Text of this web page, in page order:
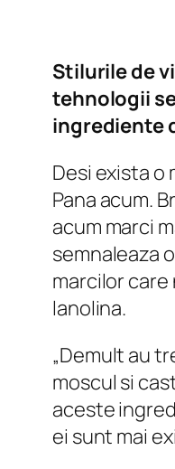
Stilurile de
tehnologii
ingrediente
Desi exista
Pana acum.
acum marci
semnaleaza
marcilor
lanolina.
„Demult au
moscul si
aceste
ei sunt mai